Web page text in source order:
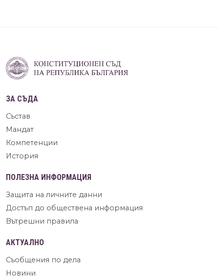
ЗА СЪДА
Състав
Мандат
Компетенции
История
ПОЛЕЗНА ИНФОРМАЦИЯ
Защита на личните данни
Достъп до обществена информация
Вътрешни правила
АКТУАЛНО
Съобщения по дела
Новини